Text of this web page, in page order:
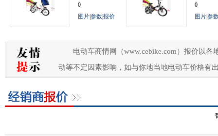
0
图片参数报价
0
图片参
电动车商情网（www.cebike.com）报价以
动等不定因素影响，如与你地当地电动车价格有